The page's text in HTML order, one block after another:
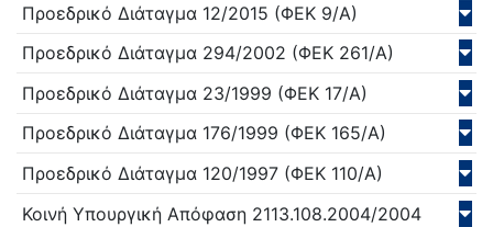
Προεδρικό Διάταγμα 12/2015 (ΦΕΚ 9/Α)
Προεδρικό Διάταγμα 294/2002 (ΦΕΚ 261/Α)
Προεδρικό Διάταγμα 23/1999 (ΦΕΚ 17/Α)
Προεδρικό Διάταγμα 176/1999 (ΦΕΚ 165/Α)
Προεδρικό Διάταγμα 120/1997 (ΦΕΚ 110/Α)
Κοινή Υπουργική Απόφαση 2113.108.2004/2004